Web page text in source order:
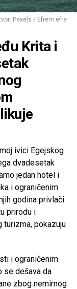
Pexels / Efrem efre
Krita i
ivici Egejskog
dvadesetak
jedan hotel i
i ograničenim
godina privlači
prirodu i
pokazuju
i ograničenim
se dešava da
zbog nemirnog